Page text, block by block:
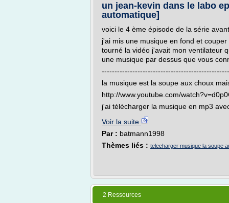
un jean-kevin dans le labo
automatique]
voici le 4 ème épisode de la série
j'ai mis une musique en fond et
tourné la vidéo j'avait mon ventilateur
une musique par dessus que vous
la musique est la soupe aux choux
http://www.youtube.com/
j'ai télécharger la musique en mp3
Voir la suite
Par : batmann1998
Thèmes liés : telecharger musique la soupe
2 Ressources